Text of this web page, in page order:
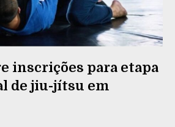
inscrições para etapa
de jiu-jítsu em